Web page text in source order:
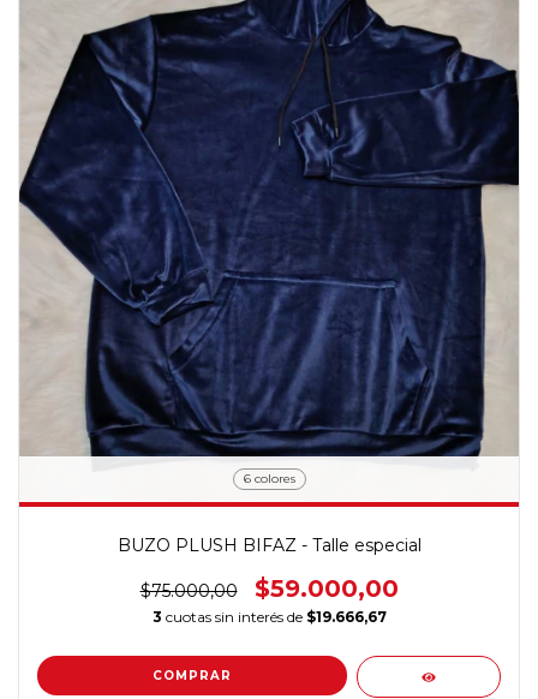
6 colores
BUZO PLUSH BIFAZ - Talle especial
$75.000,00 $59.000,00
3 cuotas sin interés de $19.666,67
COMPRAR